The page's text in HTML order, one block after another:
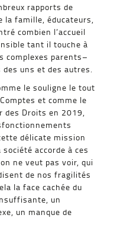
rapports de
la famille, éducateurs,
combien l’accueil
tant il touche à
complexes parents–
uns et des autres.
le souligne le tout
et comme le
des Droits en 2019,
délicate mission
accorde à ces
ne veut pas voir, qui
de nos fragilités
la face cachée du
un
un manque de